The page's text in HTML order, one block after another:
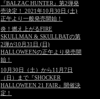
『BALZAC HUNTER』第2弾発
売決定！ 2021年10月30日 (土)
正午より一般発売開始！
炎！燃え上がるFIRE
SKULLMAN & SKULLBATの第
2弾が10月31日 (日)
HALLOWEENの正午より発売開
始！
10月30日（土）から11月7日
（日）まで『SHOCKER
HALLOWEEN 21 FAIR』開催決
定！